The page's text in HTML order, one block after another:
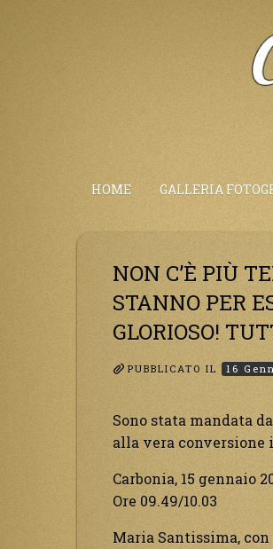
HOME GALLERIA
NON C’È PIÙ
STANNO PER
GLORIOSO!
PUBBLICATO IL 16
Sono stata mandata
alla vera conversione
Carbonia, 15 gennaio
Ore 09.49/10.03
Maria Santissima,